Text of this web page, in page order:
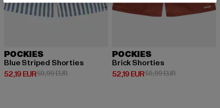
POCKIES
Blue Striped Shorties
52,19 EUR
Derzeitiger Preis: 52,19 EUR
59,99 EURAktionspreis: 59,99 EUR
POCKIES
Brick Shorties
52,19 EUR
Derzeitiger Preis: 52,19 EUR
59,99 EURAktionspreis: